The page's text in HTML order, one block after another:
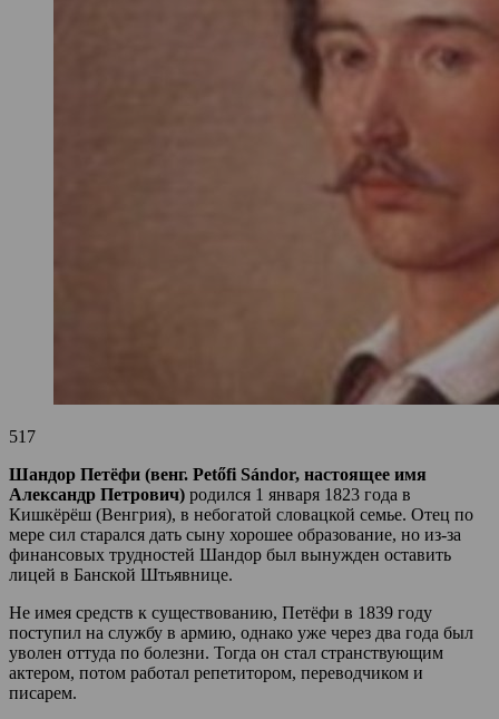
517
Шандор Петёфи (венг. Petőfi Sándor, настоящее имя
Александр Петрович) родился 1 января 1823 года в
Кишкёрёш (Венгрия), в небогатой словацкой семье. Отец по
мере сил старался дать сыну хорошее образование, но из-за
финансовых трудностей Шандор был вынужден оставить
лицей в Банской Штьявнице.
Не имея средств к существованию, Петёфи в 1839 году
поступил на службу в армию, однако уже через два года был
уволен оттуда по болезни. Тогда он стал странствующим
актером, потом работал репетитором, переводчиком и
писарем.